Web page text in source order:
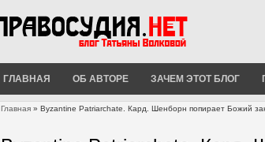
ГЛАВНАЯ ОБ АВТОРЕ ЗАЧЕМ ЭТОТ БЛОГ
Главная » Byzantine Patriarchate. Кард. Шенборн попирает Божий